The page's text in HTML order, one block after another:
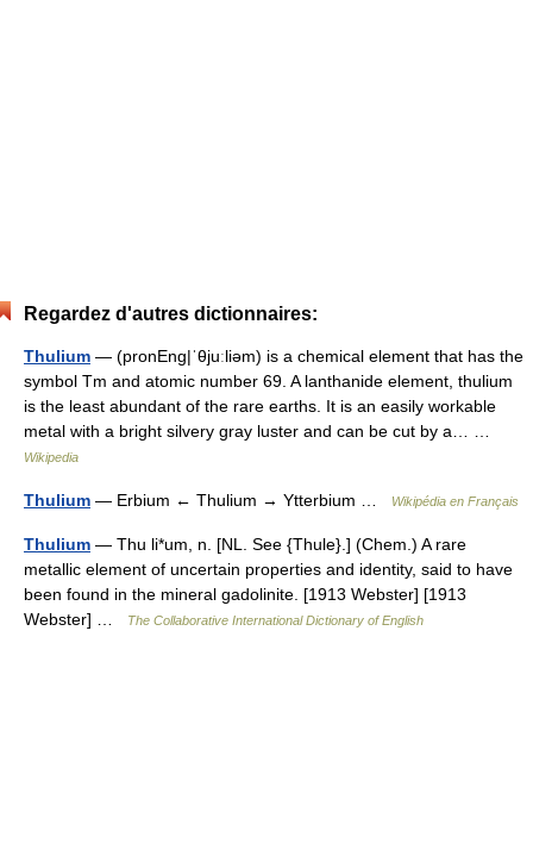
Regardez d'autres dictionnaires:
Thulium — (pronEng|ˈθjuːliəm) is a chemical element that has the
symbol Tm and atomic number 69. A lanthanide element, thulium
is the least abundant of the rare earths. It is an easily workable
metal with a bright silvery gray luster and can be cut by a… …
Wikipedia
Thulium — Erbium ← Thulium → Ytterbium … Wikipédia en Français
Thulium — Thu li*um, n. [NL. See {Thule}.] (Chem.) A rare
metallic element of uncertain properties and identity, said to have
been found in the mineral gadolinite. [1913 Webster] [1913
Webster] …
The Collaborative International Dictionary of English